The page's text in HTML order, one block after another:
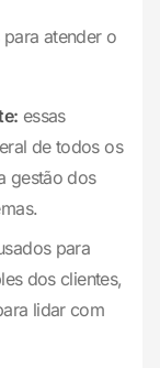
atender o
essas
de todos os
gestão dos
​​para
dos clientes,
lidar com